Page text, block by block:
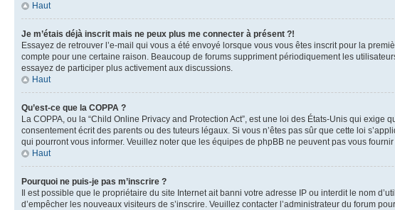
Haut
Je m’étais déjà inscrit mais ne peux plus me connecter à présent ?!
Essayez de retrouver l’e-mail qui vous a été envoyé lorsque vous vous êtes inscrit pour la
compte pour une certaine raison. Beaucoup de forums suppriment périodiquement les
essayez de participer plus activement aux discussions.
Haut
Qu’est-ce que la COPPA ?
La COPPA, ou la “Child Online Privacy and Protection Act”, est une loi des États-Unis qui
consentement écrit des parents ou des tuteurs légaux. Si vous n’êtes pas sûr que cette loi
qui pourront vous informer. Veuillez noter que les équipes de phpBB ne peuvent pas vous
Haut
Pourquoi ne puis-je pas m’inscrire ?
Il est possible que le propriétaire du site Internet ait banni votre adresse IP ou interdit le nom
d’empêcher les nouveaux visiteurs de s’inscrire. Veuillez contacter l’administrateur du forum